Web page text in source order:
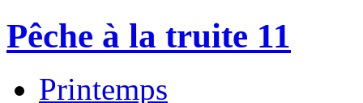
Pêche à la truite 11
Printemps